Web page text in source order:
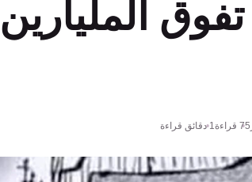
75 قراءة1 دقائق قراءة